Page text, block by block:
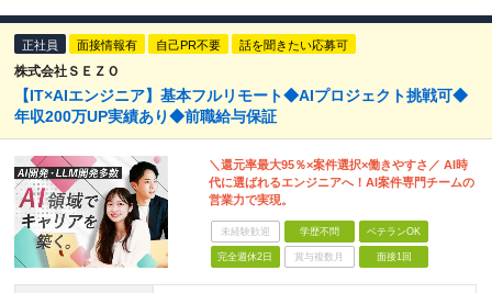
正社員 面接情報有 自己PR不要 話を聞きたい応募可
株式会社ＳＥＺＯ
【IT×AIエンジニア】基本フルリモート◆AIプロジェクト挑戦可◆
年収200万UP実績あり◆前職給与保証
＼還元率最大95％×案件選択×働きやすさ／ AI時
代に選ばれるエンジニアへ！AI案件専門チームの
営業力で実現。
未経験歓迎 学歴不問 ベテランOK
完全週休2日 賞与複数月 面接1回